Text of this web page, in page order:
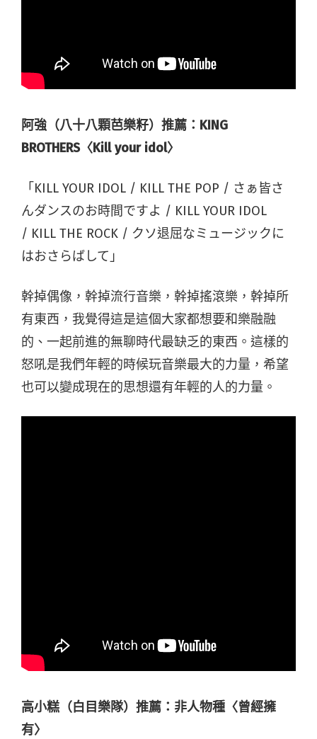
阿強（八十八顆芭樂籽）推薦：KING
BROTHERS〈Kill your idol〉
「KILL YOUR IDOL / KILL THE POP / さぁ皆さ
んダンスのお時間ですよ / KILL YOUR IDOL
/ KILL THE ROCK / クソ退屈なミュージックに
はおさらばして」
幹掉偶像，幹掉流行音樂，幹掉搖滾樂，幹掉所
有東西，我覺得這是這個大家都想要和樂融融
的、一起前進的無聊時代最缺乏的東西。這樣的
怒吼是我們年輕的時候玩音樂最大的力量，希望
也可以變成現在的思想還有年輕的人的力量。
高小糕（白目樂隊）推薦：非人物種〈曾經擁
有〉